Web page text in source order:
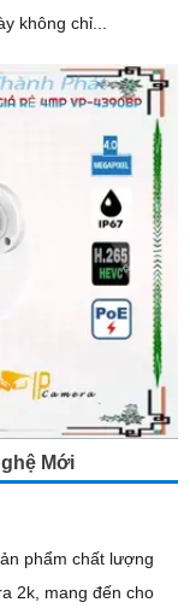
không chỉ...
Mới
phẩm chất lượng
2k, mang đến cho